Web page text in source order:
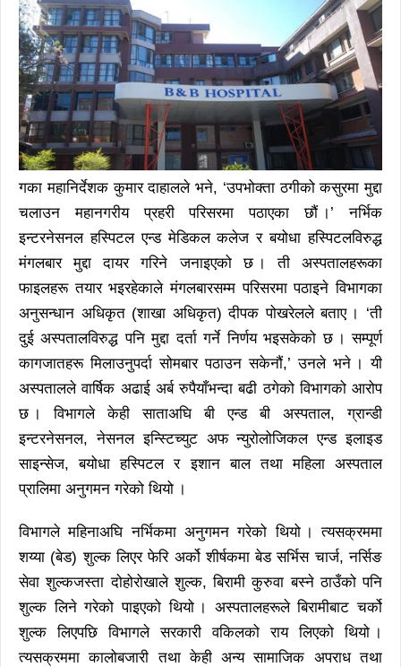
गका महानिर्देशक कुमार दाहालले भने, ‘उपभोक्ता ठगीको कसुरमा मुद्दा
चलाउन महानगरीय प्रहरी परिसरमा पठाएका छौं ।’ नर्भिक
इन्टरनेसनल हस्पिटल एन्ड मेडिकल कलेज र बयोधा हस्पिटलविरुद्ध
मंगलबार मुद्दा दायर गरिने जनाइएको छ । ती अस्पतालहरूका
फाइलहरू तयार भइरहेकाले मंगलबारसम्म परिसरमा पठाइने विभागका
अनुसन्धान अधिकृत (शाखा अधिकृत) दीपक पोखरेलले बताए । ‘ती
दुई अस्पतालविरुद्ध पनि मुद्दा दर्ता गर्ने निर्णय भइसकेको छ । सम्पूर्ण
कागजातहरू मिलाउनुपर्दा सोमबार पठाउन सकेनौं,’ उनले भने । यी
अस्पतालले वार्षिक अढाई अर्ब रुपैयाँभन्दा बढी ठगेको विभागको आरोप
छ । विभागले केही साताअघि बी एन्ड बी अस्पताल, ग्रान्डी
इन्टरनेसनल, नेसनल इन्स्टिच्युट अफ न्युरोलोजिकल एन्ड इलाइड
साइन्सेज, बयोधा हस्पिटल र इशान बाल तथा महिला अस्पताल
प्रालिमा अनुगमन गरेको थियो ।
विभागले महिनाअघि नर्भिकमा अनुगमन गरेको थियो । त्यसक्रममा
शय्या (बेड) शुल्क लिएर फेरि अर्को शीर्षकमा बेड सर्भिस चार्ज, नर्सिङ
सेवा शुल्कजस्ता दोहोरोखाले शुल्क, बिरामी कुरुवा बस्ने ठाउँको पनि
शुल्क लिने गरेको पाइएको थियो । अस्पतालहरूले बिरामीबाट चर्को
शुल्क लिएपछि विभागले सरकारी वकिलको राय लिएको थियो ।
त्यसक्रममा कालोबजारी तथा केही अन्य सामाजिक अपराध तथा